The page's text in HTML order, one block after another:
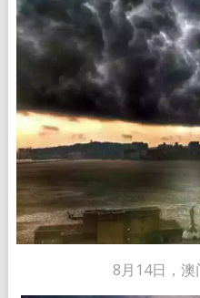
8月14日，澳